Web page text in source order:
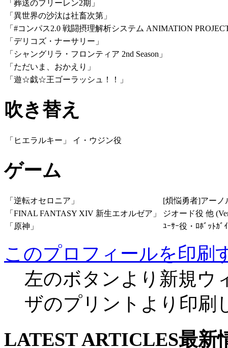
「葬送のフリーレン2期」
「異世界の沙汰は社畜次第」
「#コンパス2.0 戦闘摂理解析システム ANIMATION
「デリコズ・ナーサリー」
「シャングリラ・フロンティア 2nd Season」
「ただいま、おかえり」
「遊☆戯☆王ゴーラッシュ！！」
吹き替え
「ヒエラルキー」 イ・ウジン役
ゲーム
「逆転オセロニア」
[煩悩勇者]アーノ
「FINAL FANTASY XIV 新生エオルゼア」
ジオード役 他
「原神」
ﾕｰｻｰ役・ﾛﾎﾞｯﾄｶﾞ
このプロフィールを印刷
左のボタンより新規ウ
ザのプリントより印刷
LATEST ARTICLES最新